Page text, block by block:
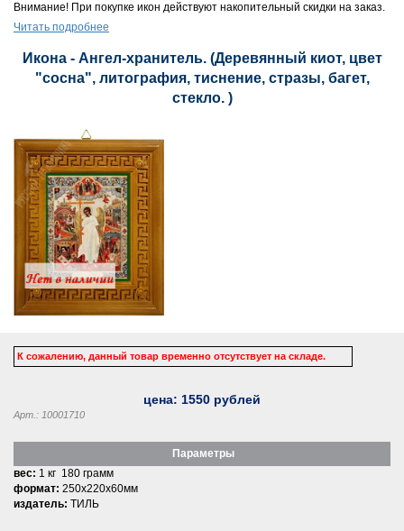
Внимание! При покупке икон действуют накопительный скидки на заказ.
Читать подробнее
Икона - Ангел-хранитель. (Деревянный киот, цвет
"сосна", литография, тиснение, стразы, багет,
стекло. )
К сожалению, данный товар временно отсутствует на складе.
цена: 1550 рублей
Арт.: 10001710
Параметры
вес: 1 кг 180 грамм
формат: 250x220x60мм
издатель: ТИЛЬ